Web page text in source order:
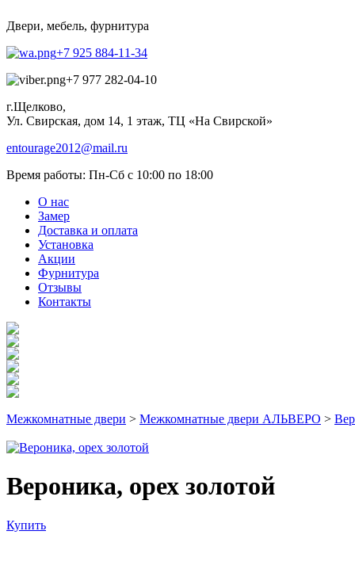
Двери, мебель, фурнитура
+7 925 884-11-34
+7 977 282-04-10
г.Щелково,
Ул. Свирская, дом 14, 1 этаж, ТЦ «На Свирской»
entourage2012@mail.ru
Время работы: Пн-Сб с 10:00 по 18:00
О нас
Замер
Доставка и оплата
Установка
Акции
Фурнитура
Отзывы
Контакты
Межкомнатные двери > Межкомнатные двери АЛЬВЕРО >
Вероника, орех золотой
Купить